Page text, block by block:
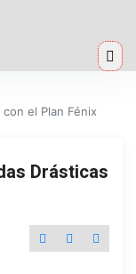
el Plan Fénix
Drásticas